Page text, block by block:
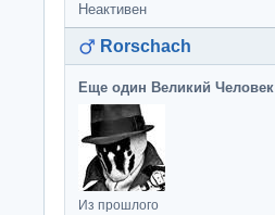
Неактивен
Rorschach
Еще один Великий Человек
Из прошлого